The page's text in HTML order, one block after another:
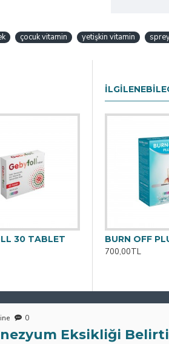
çocuk vitamin yetişkin vitamin
30 TABLET
700,00TL
0
Eksikliği